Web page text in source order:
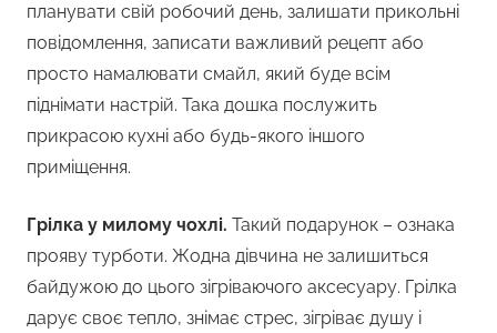
планувати свій робочий день, залишати прикольні
повідомлення, записати важливий рецепт або
просто намалювати смайл, який буде всім
піднімати настрій. Така дошка послужить
прикрасою кухні або будь-якого іншого
приміщення.
Грілка у милому чохлі. Такий подарунок – ознака
прояву турботи. Жодна дівчина не залишиться
байдужою до цього зігріваючого аксесуару. Грілка
дарує своє тепло, знімає стрес, зігріває душу і